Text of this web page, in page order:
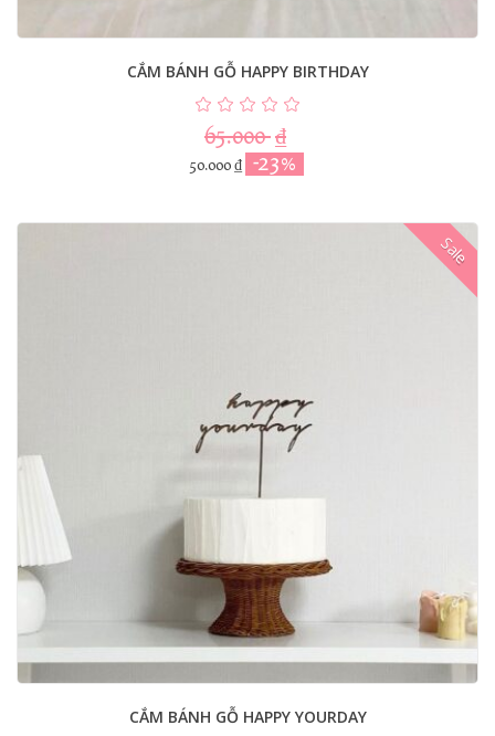
CẮM BÁNH GỖ HAPPY BIRTHDAY
65.000₫
50.000₫ -23%
Sale
CẮM BÁNH GỖ HAPPY YOURDAY